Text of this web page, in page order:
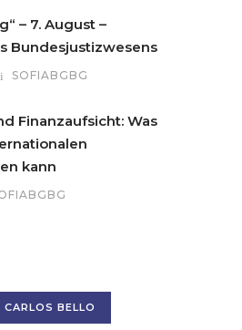
– 7. August –
Bundesjustizwesens
SOFIABGBG
Finanzaufsicht: Was
kann
CARLOS BELLO